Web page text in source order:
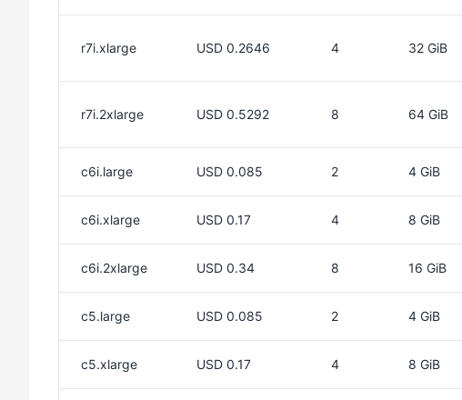
r7i.xlarge USD 0.2646 4 32 GiB
r7i.2xlarge USD 0.5292 8 64 GiB
c6i.large USD 0.085 2 4 GiB
c6i.xlarge USD 0.17 4 8 GiB
c6i.2xlarge USD 0.34 8 16 GiB
c5.large USD 0.085 2 4 GiB
c5.xlarge USD 0.17 4 8 GiB